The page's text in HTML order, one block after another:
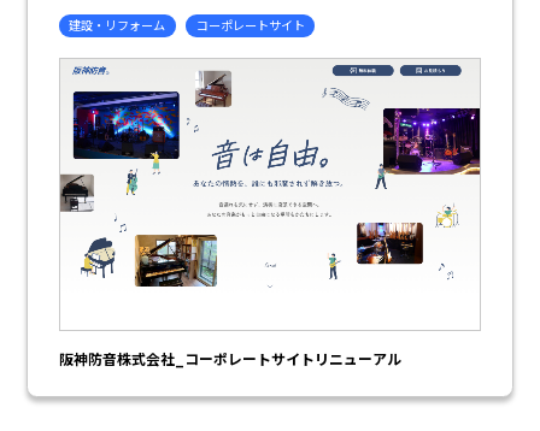
建設・リフォーム コーポレートサイト
阪神防音株式会社_コーポレートサイトリニューアル